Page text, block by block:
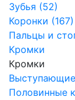
Зубья (52)
Коронки (167)
Пальцы и
Кромки
Кромки
Половинные